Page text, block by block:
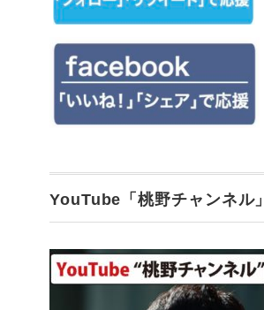
YouTube「桃野チャンネル」